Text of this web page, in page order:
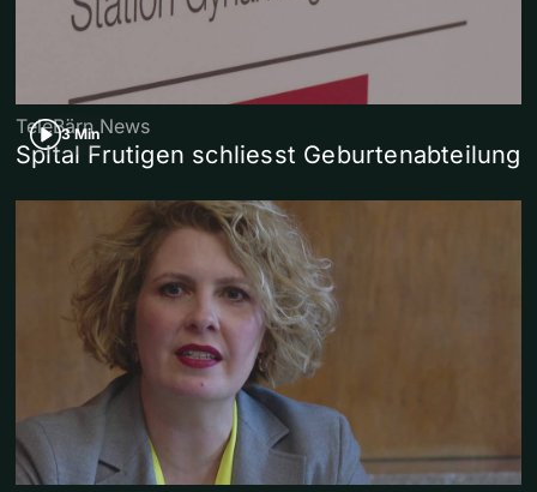
3 Min
TeleBärn News
Spital Frutigen schliesst Geburtenabteilung